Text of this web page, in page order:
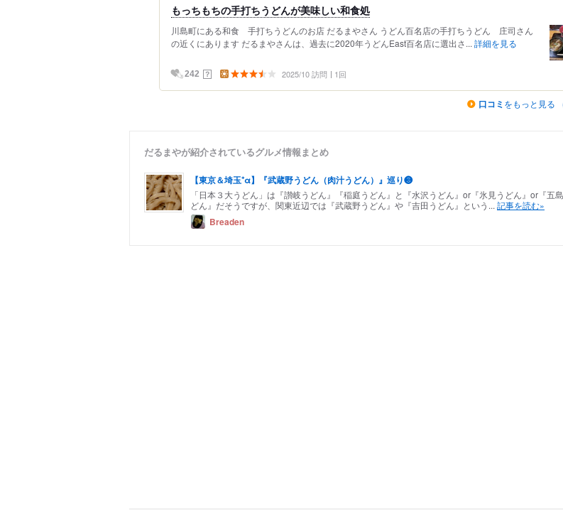
もっちもちの手打ちうどんが美味しい和食処
川島町にある和食 手打ちうどんのお店 だるまやさん うどん百名店の手打ちうどん 庄司さん
の近くにあります だるまやさんは、過去に2020年うどんEast百名店に選出さ... 詳細を見る
242 ？ 2025/10 訪問 1回
口コミ をもっと見る
だるまやが紹介されているグルメ情報まとめ
【東京＆埼玉⁺α】『武蔵野うどん（肉汁うどん）』巡り❸
「日本３大うどん」は『讃岐うどん』『稲庭うどん』と『水沢うどん』or『氷見うどん』or『五
どん』だそうですが、関東近辺では『武蔵野うどん』や『吉田うどん』という... 記事を読む»
Breaden